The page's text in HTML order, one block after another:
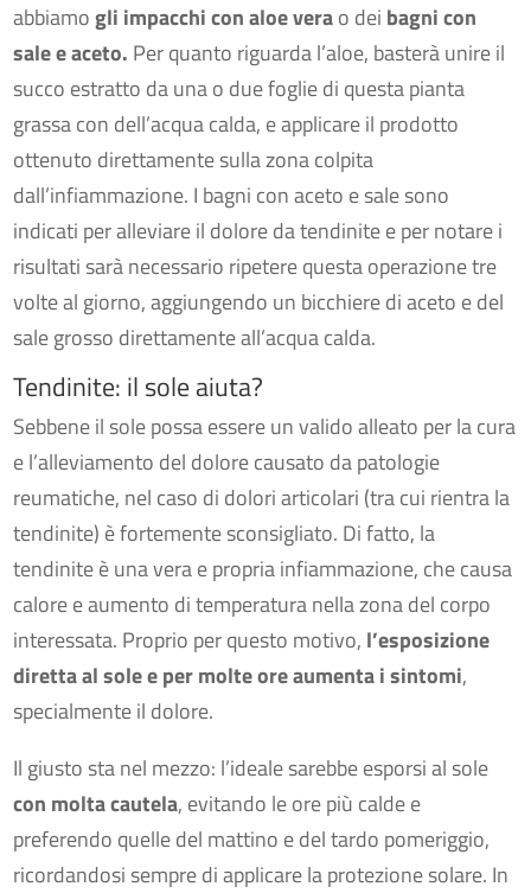
abbiamogli impacchi con aloe verao dei bagni con
sale e aceto. Per quanto riguarda l’aloe, basterà unire il
succo estratto da una o due foglie di questa pianta
grassa con dell’acqua calda, e applicare il prodotto
ottenuto direttamente sulla zona colpita
dall’infiammazione. I bagni con aceto e sale sono
indicati per alleviare il dolore da tendinite e per notare i
risultati sarà necessario ripetere questa operazione tre
volte al giorno, aggiungendo un bicchiere di aceto e del
sale grosso direttamente all’acqua calda.
Tendinite: il sole aiuta?
Sebbene il sole possa essere un valido alleato per la cura
e l’alleviamento del dolore causato da patologie
reumatiche, nel caso di dolori articolari (tra cui rientra la
tendinite) è fortemente sconsigliato. Di fatto, la
tendinite è una vera e propria infiammazione, che causa
calore e aumento di temperatura nella zona del corpo
interessata. Proprio per questo motivo, l’esposizione
diretta al sole e per molte ore aumenta i sintomi,
specialmente il dolore.
Il giusto sta nel mezzo: l’ideale sarebbe esporsi al sole
con molta cautela, evitando le ore più calde e
preferendo quelle del mattino e del tardo pomeriggio,
ricordandosi sempre di applicare la protezione solare. In